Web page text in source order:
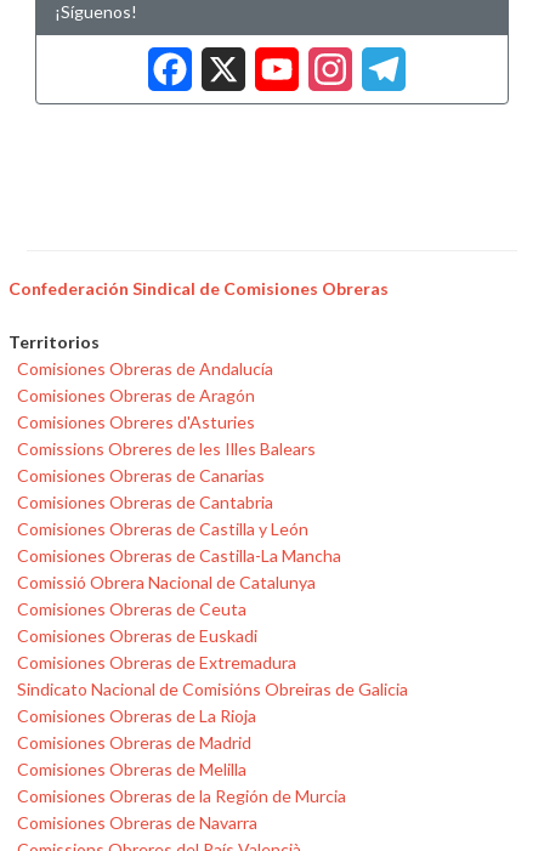
¡Síguenos!
Facebook
X
Confederación Sindical de Comisiones Obreras
Territorios
Comisiones Obreras de Andalucía
Comisiones Obreras de Aragón
Comisiones Obreres d'Asturies
Comissions Obreres de les Illes Balears
Comisiones Obreras de Canarias
Comisiones Obreras de Cantabria
Comisiones Obreras de Castilla y León
Comisiones Obreras de Castilla-La Mancha
Comissió Obrera Nacional de Catalunya
Comisiones Obreras de Ceuta
Comisiones Obreras de Euskadi
Comisiones Obreras de Extremadura
Sindicato Nacional de Comisións Obreiras de Galicia
Comisiones Obreras de La Rioja
Comisiones Obreras de Madrid
Comisiones Obreras de Melilla
Comisiones Obreras de la Región de Murcia
Comisiones Obreras de Navarra